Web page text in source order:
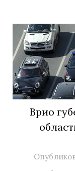
Врио